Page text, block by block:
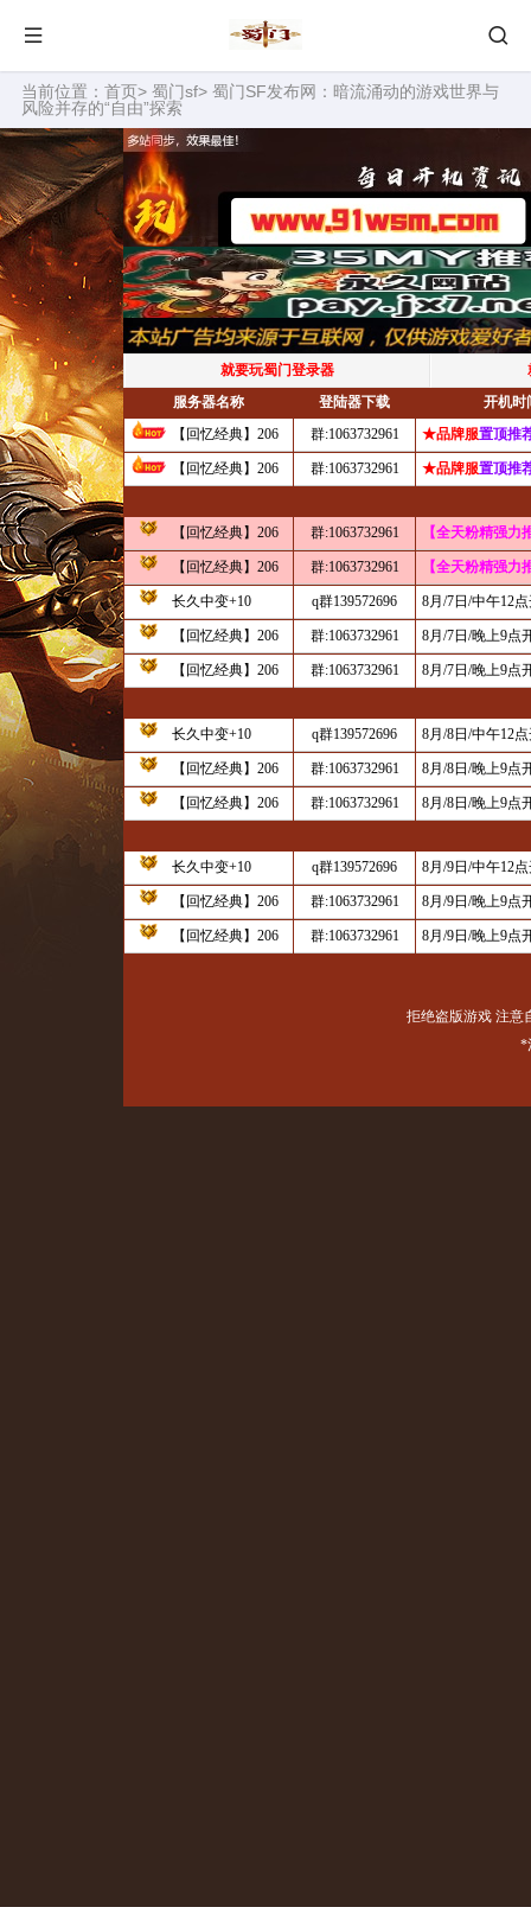
当前位置： 首页> 蜀门sf> 蜀门SF发布网：暗流涌动的游戏世界与
风险并存的“自由”探索